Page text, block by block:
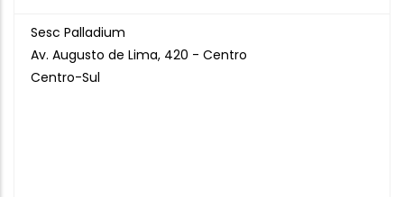
Sesc Palladium
Av. Augusto de Lima, 420 - Centro
Centro-Sul